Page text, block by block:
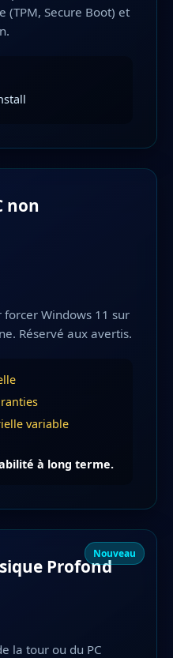
(TPM, Secure Boot) et
non
Windows 11 sur
Réservé aux avertis.
variable
à long terme.
Nouveau
Profond
la tour ou du PC